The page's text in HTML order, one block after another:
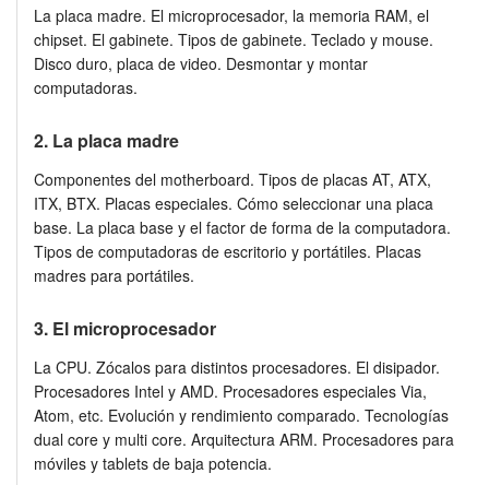
La placa madre. El microprocesador, la memoria RAM, el
chipset. El gabinete. Tipos de gabinete. Teclado y mouse.
Disco duro, placa de video. Desmontar y montar
computadoras.
2. La placa madre
Componentes del motherboard. Tipos de placas AT, ATX,
ITX, BTX. Placas especiales. Cómo seleccionar una placa
base. La placa base y el factor de forma de la computadora.
Tipos de computadoras de escritorio y portátiles. Placas
madres para portátiles.
3. El microprocesador
La CPU. Zócalos para distintos procesadores. El disipador.
Procesadores Intel y AMD. Procesadores especiales Via,
Atom, etc. Evolución y rendimiento comparado. Tecnologías
dual core y multi core. Arquitectura ARM. Procesadores para
móviles y tablets de baja potencia.